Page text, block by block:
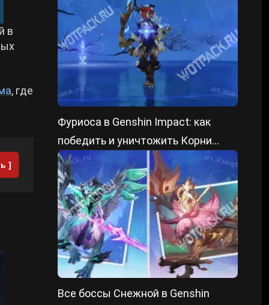
в
, где
]
Фуриоса в Genshin Impact: как
победить и уничтожить Корни
преграды
Все боссы Снежной в Genshin